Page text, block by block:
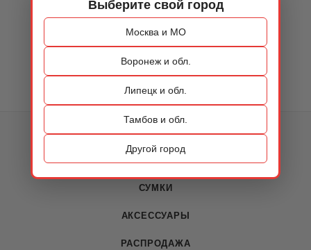
Выберите свой город
Москва и МО
Воронеж и обл.
Липецк и обл.
Тамбов и обл.
Другой город
КАТАЛОГ
ОБУВЬ
СУМКИ
АКСЕССУАРЫ
РАСПРОДАЖА